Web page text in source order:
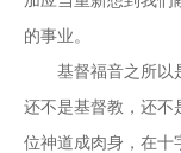
的事业。
基督福音之所以
还不是基督教，还不
位神道成肉身，在十